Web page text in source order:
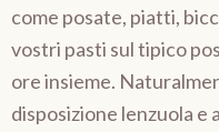
come posate, piatti,
vostri pasti sul tipico
ore insieme.
disposizione lenzuola e